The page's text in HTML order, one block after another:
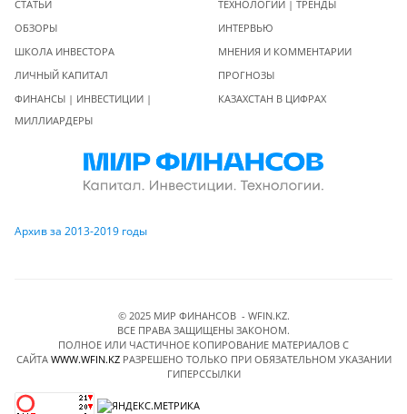
СТАТЬИ
ОБЗОРЫ
ШКОЛА ИНВЕСТОРА
ЛИЧНЫЙ КАПИТАЛ
ФИНАНСЫ | ИНВЕСТИЦИИ |
МИЛЛИАРДЕРЫ
ТЕХНОЛОГИИ | ТРЕНДЫ
ИНТЕРВЬЮ
МНЕНИЯ И КОММЕНТАРИИ
ПРОГНОЗЫ
КАЗАХСТАН В ЦИФРАХ
Архив за 2013-2019 годы
© 2025 МИР ФИНАНСОВ - WFIN.KZ.
ВСЕ ПРАВА ЗАЩИЩЕНЫ ЗАКОНОМ.
ПОЛНОЕ ИЛИ ЧАСТИЧНОЕ КОПИРОВАНИЕ МАТЕРИАЛОВ C
САЙТА WWW.WFIN.KZРАЗРЕШЕНО ТОЛЬКО ПРИ ОБЯЗАТЕЛЬНОМ УКАЗАНИИ
ГИПЕРССЫЛКИ